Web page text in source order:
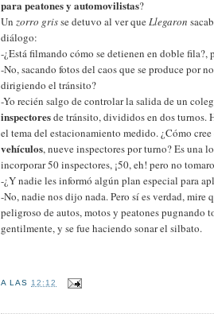
para peatones y automovilistas?
Un zorro grisse detuvo al ver queLlegaron
diálogo:
-¿Está filmando cómo se detienen en doble fila?,
-No, sacando fotos del caos que se produce por
dirigiendo el tránsito?
-Yo recién salgo de controlar la salida de un
inspectoresde tránsito, divididos en dos turnos.
el tema del estacionamiento medido. ¿Cómo
vehículos, nueve inspectores por turno? Es una
incorporar 50 inspectores, ¡50, eh! pero no
-¿Y nadie les informó algún plan especial para
-No, nadie nos dijo nada. Pero sí es verdad,
peligroso de autos, motos y peatones pugnando
gentilmente, y se fue haciendo sonar el silbato.
A LAS 12:12